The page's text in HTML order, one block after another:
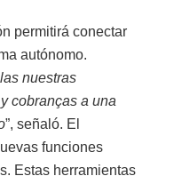
permitirá conectar
autónomo.
nuestras
cobranças a una
”, señaló. El
funciones
Estas herramientas